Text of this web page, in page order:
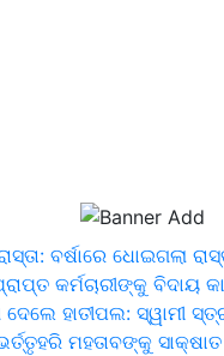
ବର୍ଷାରେ ଧୋଇଗଲା
କର୍ମଚାରୀଙ୍କୁ ବିଦାୟ
ହାତୀପଲ: ସ୍ୱାମୀ
ମହତାବଙ୍କୁ